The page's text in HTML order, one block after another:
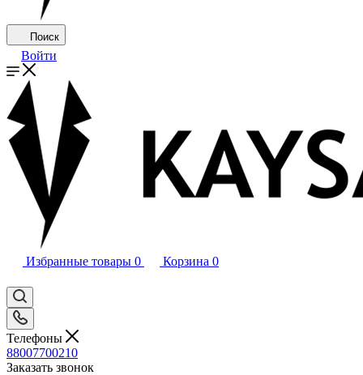
Поиск
Войти
Избранные товары 0 Корзина 0
Телефоны
88007700210
Заказать звонок